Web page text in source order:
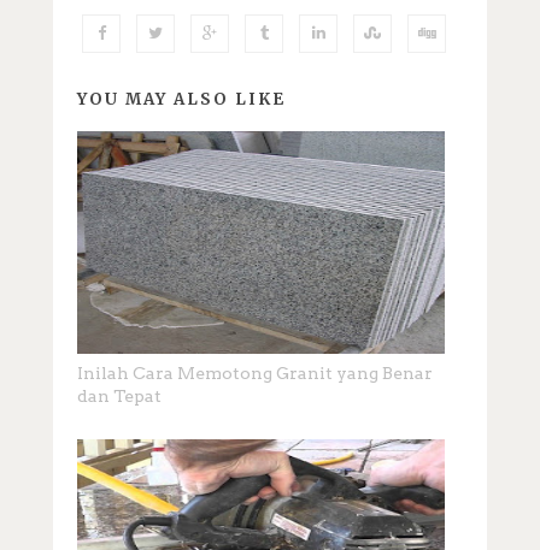
YOU MAY ALSO LIKE
Inilah Cara Memotong Granit yang Benar
dan Tepat